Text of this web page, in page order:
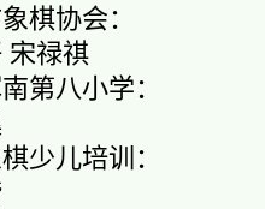
协会：
禄祺
八小学：
儿培训：